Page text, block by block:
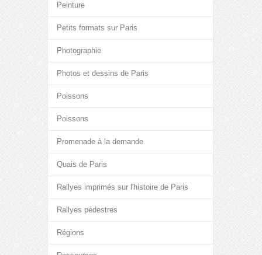
Peinture
Petits formats sur Paris
Photographie
Photos et dessins de Paris
Poissons
Poissons
Promenade à la demande
Quais de Paris
Rallyes imprimés sur l'histoire de Paris
Rallyes pédestres
Régions